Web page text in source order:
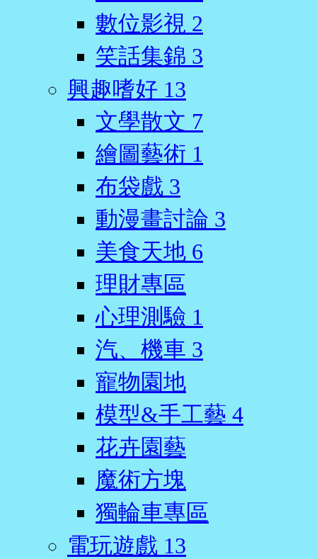
數位影視 2
笑話集錦 3
興趣嗜好 13
文學散文 7
繪圖藝術 1
布袋戲 3
動漫畫討論 3
美食天地 6
理財專區
心理測驗 1
汽、機車 3
寵物園地
模型&手工藝 4
花卉園藝
魔術方塊
獨輪車專區
電玩遊戲 13